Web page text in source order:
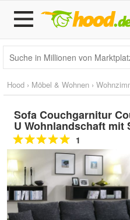
Hood › Möbel & Wohnen ›
Sofa Couchgarnitur
U Wohnlandschaft mit
1